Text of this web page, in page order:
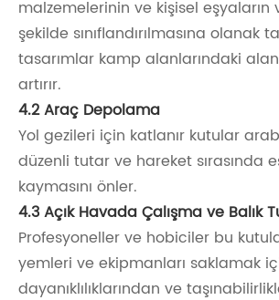
malzemelerinin ve kişisel eşyaların
şekilde sınıflandırılmasına olanak
tasarımlar kamp alanlarındaki alan
artırır.
4.2 Araç Depolama
Yol gezileri için katlanır kutular
düzenli tutar ve hareket sırasında
kaymasını önler.
4.3 Açık Havada Çalışma ve Balık
Profesyoneller ve hobiciler bu
yemleri ve ekipmanları saklamak
dayanıklılıklarından ve